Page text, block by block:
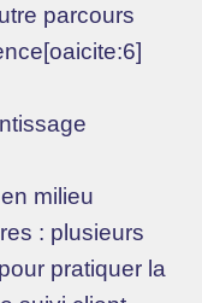
parcours
milieu
: plusieurs
pratiquer la